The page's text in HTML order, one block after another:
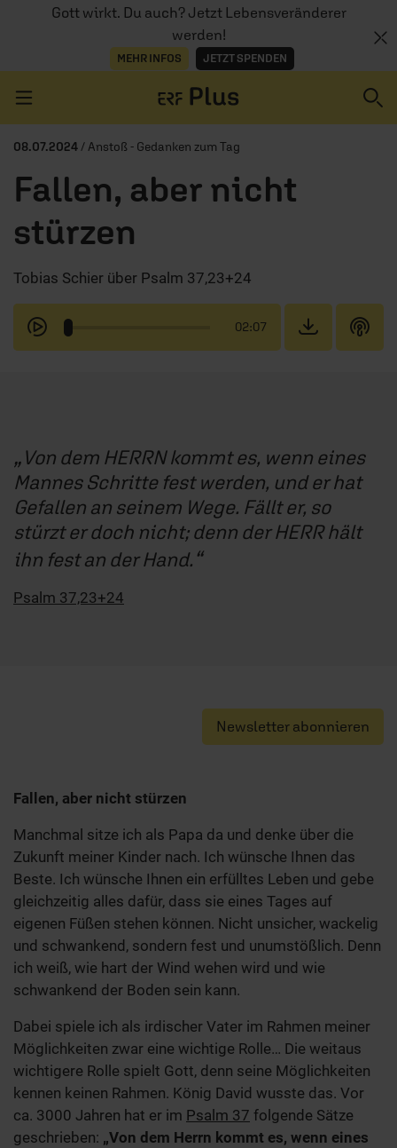
Gott wirkt. Du auch? Jetzt Lebensveränderer
werden!
MEHR INFOS JETZT SPENDEN
AUDIOTHEK
PROGRAMM
MITMACHEN
PODCASTS
08.07.2024 / Anstoß - Gedanken zum Tag
Fallen, aber nicht
stürzen
Tobias Schier über Psalm 37,23+24
02:07
Von dem HERRN kommt es, wenn eines
Mannes Schritte fest werden, und er hat
Gefallen an seinem Wege. Fällt er, so
stürzt er doch nicht; denn der HERR hält
ihn fest an der Hand.
Psalm 37,23+24
Newsletter abonnieren
Fallen, aber nicht stürzen
Manchmal sitze ich als Papa da und denke über die
Zukunft meiner Kinder nach. Ich wünsche Ihnen das
Beste. Ich wünsche Ihnen ein erfülltes Leben und gebe
gleichzeitig alles dafür, dass sie eines Tages auf
eigenen Füßen stehen können. Nicht unsicher, wackelig
und schwankend, sondern fest und unumstößlich. Denn
ich weiß, wie hart der Wind wehen wird und wie
schwankend der Boden sein kann.
Dabei spiele ich als irdischer Vater im Rahmen meiner
Möglichkeiten zwar eine wichtige Rolle… Die weitaus
wichtigere Rolle spielt Gott, denn seine Möglichkeiten
kennen keinen Rahmen. König David wusste das. Vor
ca. 3000 Jahren hat er im Psalm 37 folgende Sätze
geschrieben: „Von dem Herrn kommt es, wenn eines